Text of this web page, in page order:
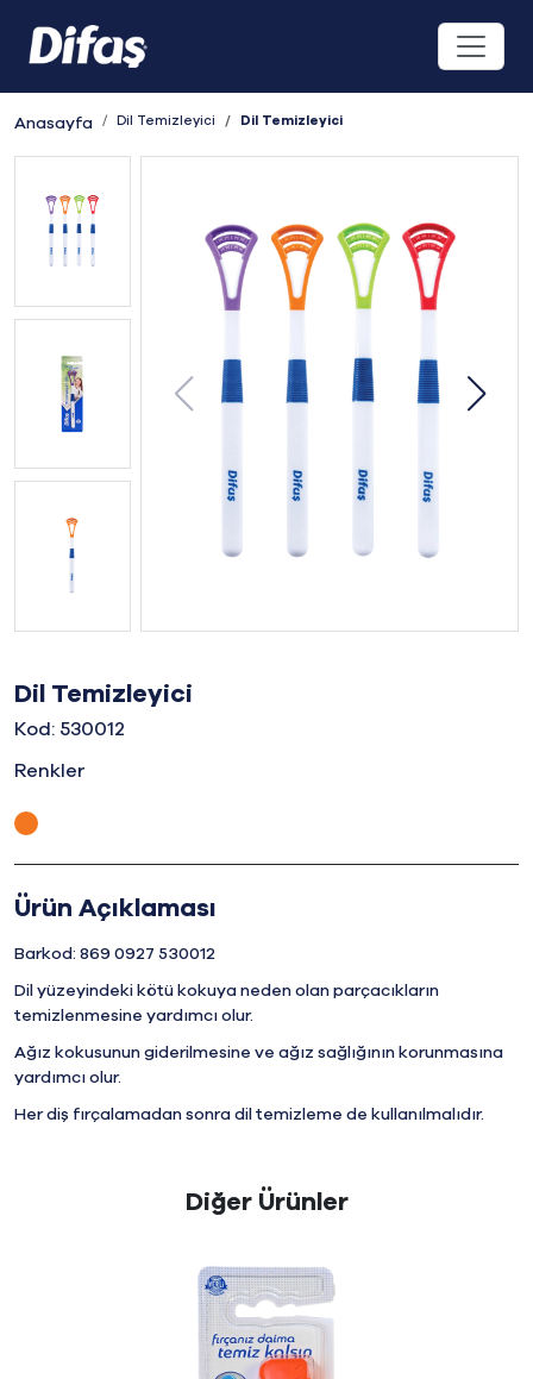
Anasayfa Dil Temizleyici Dil Temizleyici
Dil Temizleyici
Kod: 530012
Renkler
Ürün Açıklaması
Barkod: 869 0927 530012
Dil yüzeyindeki kötü kokuya neden olan parçacıkların
temizlenmesine yardımcı olur.
Ağız kokusunun giderilmesine ve ağız sağlığının korunmasına
yardımcı olur.
Her diş fırçalamadan sonra dil temizleme de kullanılmalıdır.
Diğer Ürünler